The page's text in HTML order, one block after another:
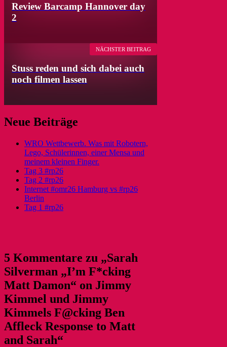
Review Barcamp Hannover day
2
Stuss reden und sich dabei auch
noch filmen lassen
NÄCHSTER BEITRAG
Neue Beiträge
WRO Wettbewerb. Was mit Robotern,
Lego, Schülerinnen, einer Mensa und
meinem kleinen Finger.
Tag 3 #rp26
Tag 2 #rp26
Internet #omr26 Hamburg vs #rp26
Berlin
Tag 1 #rp26
5 Kommentare zu „Sarah
Silverman „I’m F*cking
Matt Damon“ on Jimmy
Kimmel und Jimmy
Kimmels F@cking Ben
Affleck Response to Matt
and Sarah“